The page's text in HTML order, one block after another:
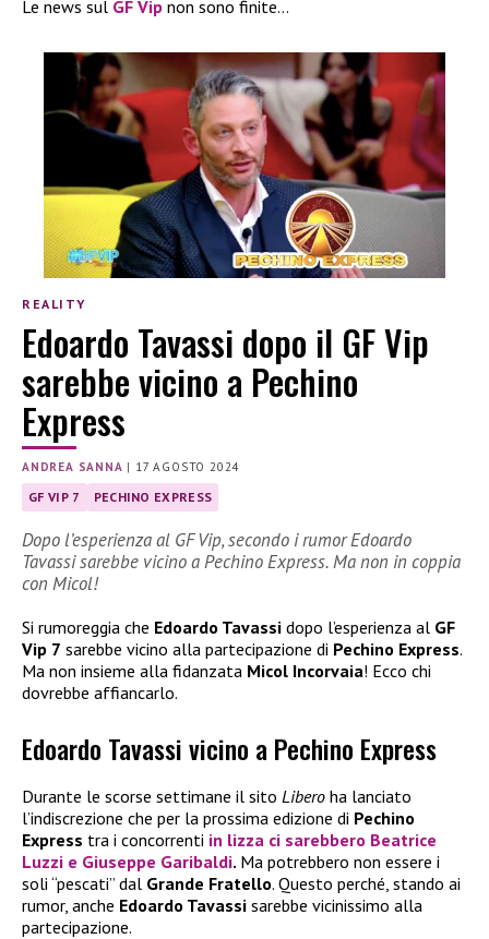
Le news sul GF Vip non sono finite…
REALITY
Edoardo Tavassi dopo il GF Vip
sarebbe vicino a Pechino
Express
ANDREA SANNA | 17 AGOSTO 2024
GF VIP 7 PECHINO EXPRESS
Dopo l’esperienza al GF Vip, secondo i rumor Edoardo
Tavassi sarebbe vicino a Pechino Express. Ma non in coppia
con Micol!
Si rumoreggia che Edoardo Tavassi dopo l’esperienza al GF
Vip 7 sarebbe vicino alla partecipazione di Pechino Express.
Ma non insieme alla fidanzata Micol Incorvaia! Ecco chi
dovrebbe affiancarlo.
Edoardo Tavassi vicino a Pechino Express
Durante le scorse settimane il sito Libero ha lanciato
l’indiscrezione che per la prossima edizione di Pechino
Express tra i concorrenti in lizza ci sarebbero Beatrice
Luzzi e Giuseppe Garibaldi. Ma potrebbero non essere i
soli “pescati” dal Grande Fratello. Questo perché, stando ai
rumor, anche Edoardo Tavassi sarebbe vicinissimo alla
partecipazione.